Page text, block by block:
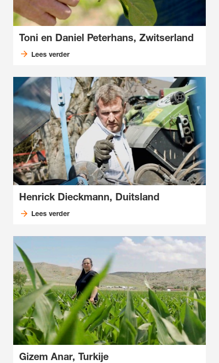
Toni en Daniel Peterhans, Zwitserland
Lees verder
Henrick Dieckmann, Duitsland
Lees verder
Gizem Anar, Turkije